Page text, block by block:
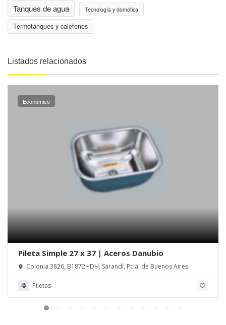
Tanques de agua Tecnología y domótica
Termotanques y calefones
Listados relacionados
Económico
Pileta Simple 27 x 37 | Aceros Danubio
Colonia 3826, B1872HDH, Sarandí, Pcia. de Buenos Aires
Piletas